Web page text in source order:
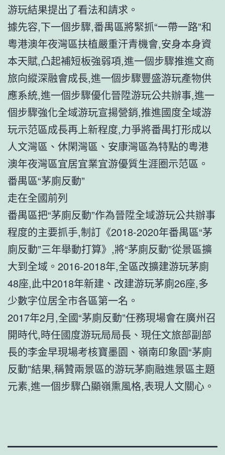
游玩結果提出了看法和請求。
據先容,下一個步驟,番禺區將緊抓“一帶一路”和
粵港澳年夜灣區扶植嚴重汗青機會,安身本身資
本天賦,凸起補短板強弱項,進一個步驟推進文商
旅向縱深融會成長,進一個步驟豐盛游玩產物供
應系統,進一個步驟優化晉陞游玩公共辦事,進一
個步驟強化全域游玩宣揚營銷,推進國度全域游
玩示范區成長再上新程度,力爭將番禺打形成以
人文灣區、休閑灣區、安康灣區為特點的粵港
澳年夜灣區宜居宜業宜游優質生涯圈示范區。
番禺區“茅廁反動”
走在全國前列
番禺區把“茅廁反動”作為晉陞全域游玩公共辦事
程度的主要抓手,制訂《2018-2020年番禺區“茅
廁反動”三年舉動打算》,將“茅廁反動”從景區擴
大到全域。2016-2018年,全區改擴建游玩茅廁
48座,此中2018年新建、改建游玩茅廁26座,多
少數字位居全市各區第一名。
2017年2月,全國“茅廁反動”任務現場會在廣州召
開時代,時任國度游玩局局長、現任文旅部副部
長的李金早現場考核寶墨園、嶺南印象園“茅廁
反動”結果,稱贊兩景區的游玩茅廁融進景區主題
元素,進一個步驟凸顯嶺熏風格,表現人文關心。